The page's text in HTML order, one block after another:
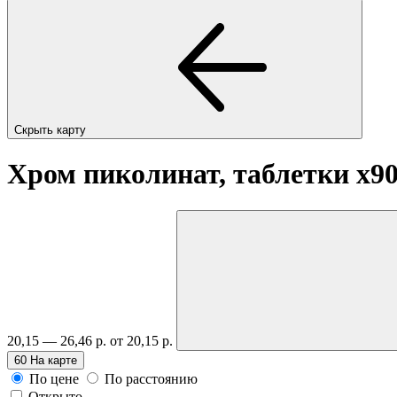
Скрыть карту
Хром пиколинат, таблетки
20,15 — 26,46 р. от 20,15 р.
60 На карте
По цене
По расстоянию